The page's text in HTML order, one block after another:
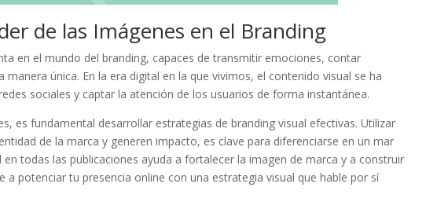
de las Imágenes en el Branding
en el mundo del branding, capaces de transmitir emociones, contar
única. En la⁣ era‌ digital en la​ que vivimos, el contenido visual se ha
sociales y captar la atención de los usuarios de⁢ forma instantánea.
es fundamental desarrollar​ estrategias de ⁤branding ​visual⁤ efectivas. Utilizar
de ⁤la marca y generen⁢ impacto, es clave para diferenciarse​ en un mar
todas⁤ las publicaciones ayuda ‌a fortalecer ‍la imagen de ⁢marca y a ⁤construir
a potenciar tu presencia online con una estrategia visual que hable por sí